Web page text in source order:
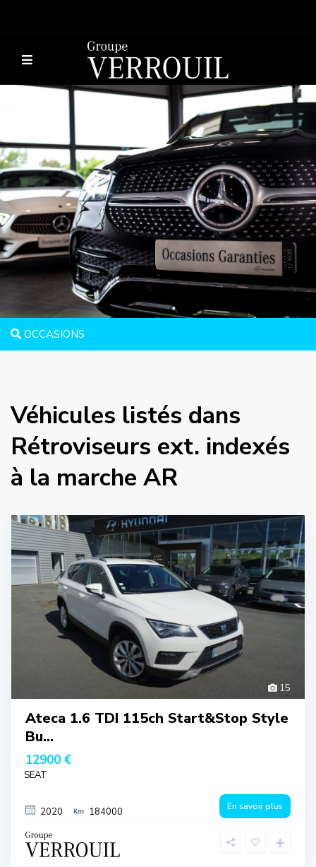
OCCASIONS
Véhicules listés dans
Rétroviseurs ext. indexés
à la marche AR
15
Ateca 1.6 TDI 115ch Start&Stop Style
Bu...
12900 €
SEAT
2020 184000 En savoir plus